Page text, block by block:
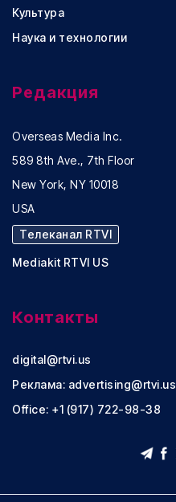
Культура
Наука и технологии
Редакция
Overseas Media Inc.
589 8th Ave., 7th Floor
New York, NY 10018
USA
Телеканал RTVI
Mediakit RTVI US
Контакты
digital@rtvi.us
Реклама: advertising@rtvi.us
Office: +1 (917) 722-98-38